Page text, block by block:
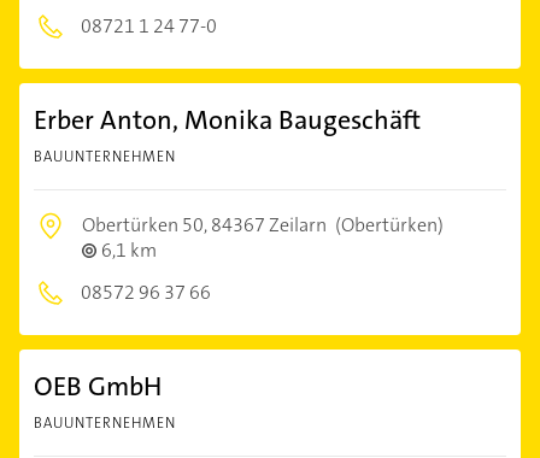
08721 1 24 77-0
Erber Anton, Monika Baugeschäft
BAUUNTERNEHMEN
Obertürken 50,84367 Zeilarn (Obertürken)
6,1 km
08572 96 37 66
OEB GmbH
BAUUNTERNEHMEN